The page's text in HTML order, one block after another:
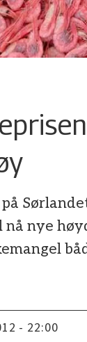
nye
- 22:00